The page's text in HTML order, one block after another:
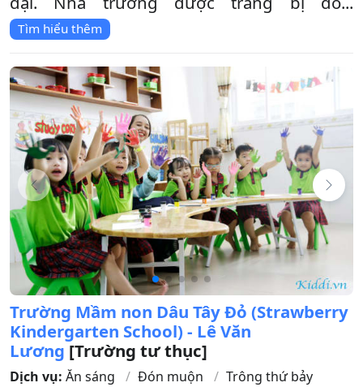
Tìm hiểu thêm
Trường Mầm non Dâu Tây Đỏ (Strawberry
Kindergarten School) - Lê Văn
Lương [Trường tư thục]
Dịch vụ: Ăn sáng Đón muộn
Trông thứ bảy